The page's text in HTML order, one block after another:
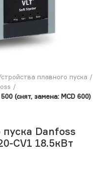
плавного пуска
(снят, замена: MCD 600)
пуска Danfoss
CV1 18.5кВт